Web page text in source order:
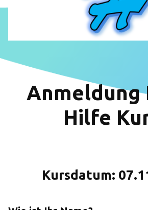
Anmeldung
Hilfe
Kursdatum: